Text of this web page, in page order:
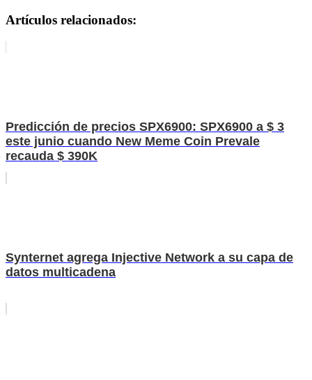
Artículos relacionados:
Predicción de precios SPX6900: SPX6900 a $ 3
este junio cuando New Meme Coin Prevale
recauda $ 390K
Synternet agrega Injective Network a su capa de
datos multicadena